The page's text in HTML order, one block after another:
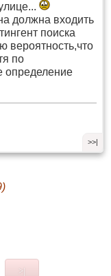
должна входить
поиска
вероятность,что
по
определение
>>|
>|